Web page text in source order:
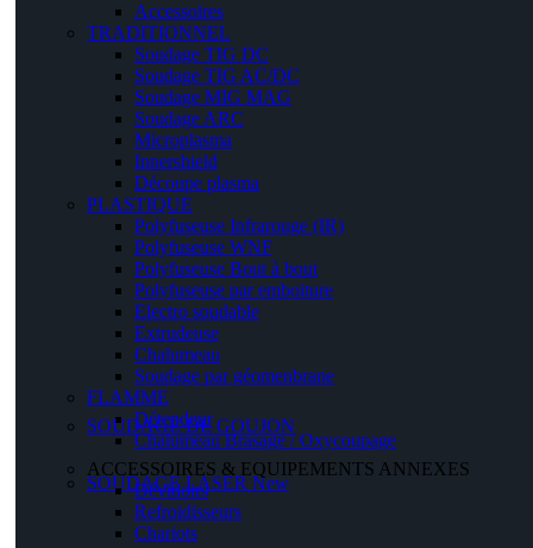
Accessoires
TRADITIONNEL
Soudage TIG DC
Soudage TIG AC/DC
Soudage MIG MAG
Soudage ARC
Microplasma
Innershield
Découpe plasma
PLASTIQUE
Polyfuseuse Infrarouge (IR)
Polyfuseuse WNF
Polyfuseuse Bout à bout
Polyfuseuse par emboiture
Electro soudable
Extrudeuse
Chalumeau
Soudage par géomenbrane
FLAMME
Détendeur
Chalumeau Brasage / Oxycoupage
SOUDAGE DE GOUJON
SOUDAGE LASER New
ACCESSOIRES & EQUIPEMENTS ANNEXES
Dévidoirs
Refroidisseurs
Chariots